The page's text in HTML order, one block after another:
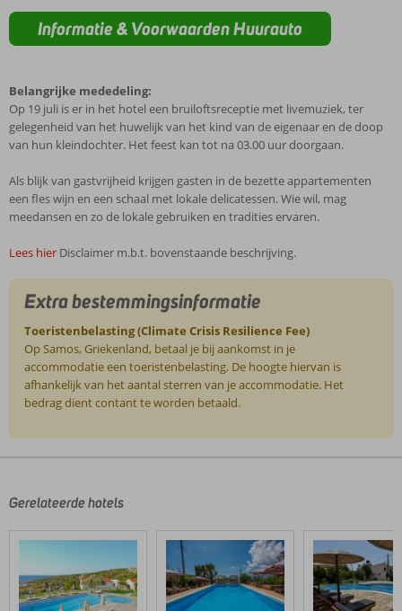
Informatie & Voorwaarden Huurauto
Belangrijke mededeling:
Op 19 juli is er in het hotel een bruiloftsreceptie met livemuziek, ter
gelegenheid van het huwelijk van het kind van de eigenaar en de doop
van hun kleindochter. Het feest kan tot na 03.00 uur doorgaan.
Als blijk van gastvrijheid krijgen gasten in de bezette appartementen
een fles wijn en een schaal met lokale delicatessen. Wie wil, mag
meedansen en zo de lokale gebruiken en tradities ervaren.
Lees hier Disclaimer m.b.t. bovenstaande beschrijving.
Extra bestemmingsinformatie
Toeristenbelasting (Climate Crisis Resilience Fee)
Op Samos, Griekenland, betaal je bij aankomst in je
accommodatie een toeristenbelasting. De hoogte hiervan is
afhankelijk van het aantal sterren van je accommodatie. Het
bedrag dient contant te worden betaald.
door
klanten
na
hun
Gerelateerde hotels